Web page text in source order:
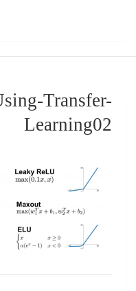
Transfer-
Learning02